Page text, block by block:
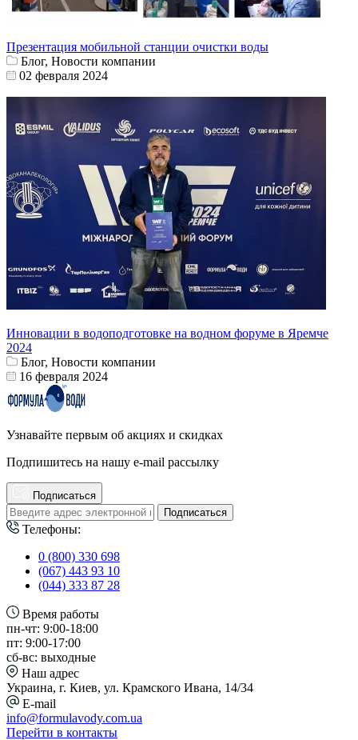
Презентация мобильной станции очистки воды
Блог, Новости компании
02 февраля 2024
Инновации в водоподготовке на водном форуме в Яремче
2024
Блог, Новости компании
16 февраля 2024
Узнавайте первым об акциях и скидках
Подпишитесь на нашу e-mail рассылку
Подписаться
Подписаться
Телефоны:
0 (800) 330 698
(067) 443 93 10
(044) 333 87 28
Время работы
пн-чт: 9:00-18:00
пт: 9:00-17:00
сб-вс: выходные
Наш адрес
Украина, г. Киев, ул. Крамского Ивана, 14/34
E-mail
info@formulavody.com.ua
Перейти в контакты